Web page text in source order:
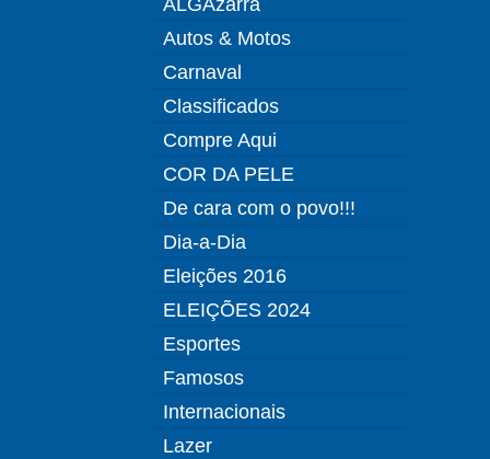
Autos & Motos
Carnaval
Classificados
Compre Aqui
COR DA PELE
De cara com o povo!!!
Dia-a-Dia
Eleições 2016
ELEIÇÕES 2024
Esportes
Famosos
Internacionais
Lazer